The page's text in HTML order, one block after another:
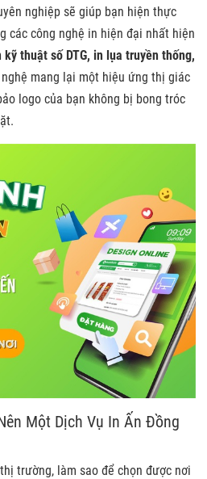
nghiệp sẽ giúp bạn hiện thực
các công nghệ in hiện đại nhất hiện
thuật số DTG, in lụa truyền thống,
mang lại một hiệu ứng thị giác
logo của bạn không bị bong tróc
Một Dịch Vụ In Ấn Đồng
trường, làm sao để chọn được nơi